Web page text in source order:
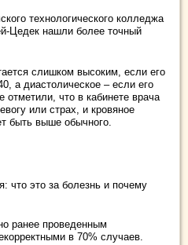
технологического колледжа
Цедек нашли более точный
слишком высоким, если его
а диастолическое – если его
что в кабинете врача
или страх, и кровяное
быть выше обычного.
что это за болезнь и почему
ранее проведенным
в 70% случаев.